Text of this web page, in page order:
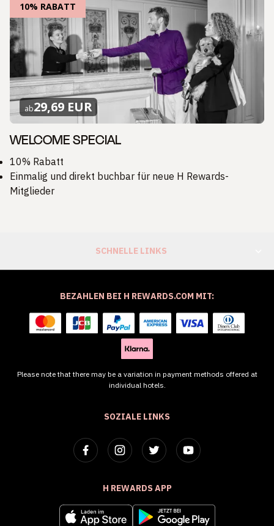
10% RABATT
ab29,69 EUR
WELCOME SPECIAL
10% Rabatt
Einmalig und direkt buchbar für neue H Rewards-
Mitglieder
SCHNELLE LINKS
SOZIALE LINKS
H REWARDS APP
BEZAHLEN BEI H REWARDS.COM MIT:
Please note that there may be a variation in payment methods offered at
individual hotels.